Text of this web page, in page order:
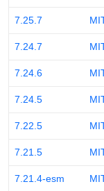
7.25.7
7.24.7
7.24.6
7.24.5
7.22.5
7.21.5
7.21.4-esm